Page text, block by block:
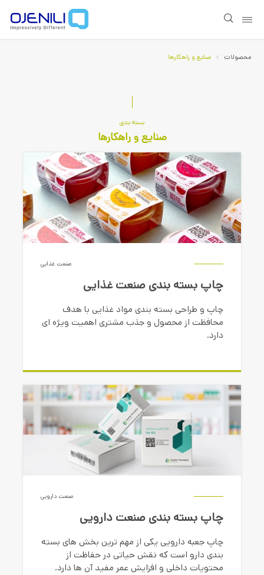
Show page navigation
محصولات صنایع و راهکارها
بسته بندی
صنایع و راهکارها
صنعت غذایی
چاپ بسته بندی صنعت غذایی
چاپ و طراحی بسته بندی مواد غذایی با هدف
محافظت از محصول و جذب مشتری اهمیت ویژه ای
دارد.
صنعت دارویی
چاپ بسته بندی صنعت دارویی
چاپ جعبه دارویی یکی از مهم ترین بخش های بسته
بندی دارو است که نقش حیاتی در حفاظت از
محتویات داخلی و افزایش عمر مفید آن ها دارد.